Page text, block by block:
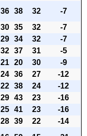
36 38 32
-7
30 35 32
-7
29 34 32
-7
32 37 31
-5
21 20 30
-9
24 36 27
-12
22 38 24
-12
29 43 23
-16
25 41 23
-16
28 39 22
-14